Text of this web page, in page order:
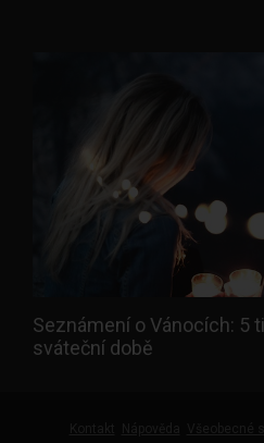
Seznámení o Vánocích: 5
sváteční době